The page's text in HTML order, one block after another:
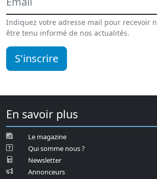
Indiquez votre adresse mail pour recevoir
être tenu informé de nos actualités.
S'inscrire
En savoir plus
Le magazine
Qui somme nous ?
Newsletter
Annonceurs